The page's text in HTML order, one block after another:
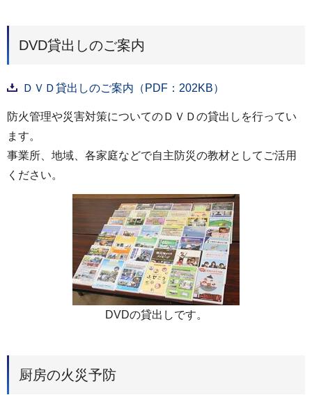
DVD貸出しのご案内
ＤＶＤ貸出しのご案内（PDF：202KB）
防火管理や災害対策についてのＤＶＤの貸出しを行ってい
ます。
事業所、地域、各家庭などで自主防災の教材としてご活用
ください。
DVDの貸出しです。
厨房の火災予防